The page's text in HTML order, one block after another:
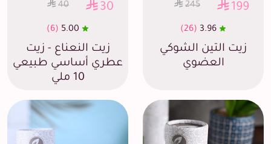
199
245
3.96
(26)
زيت التين الشوكي
العضوي
30
40
5.00
(6)
زيت النعناع - زيت
عطري أساسي طبيعي
10 ملي